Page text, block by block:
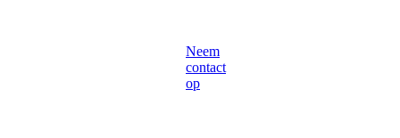
Neem
contact
op